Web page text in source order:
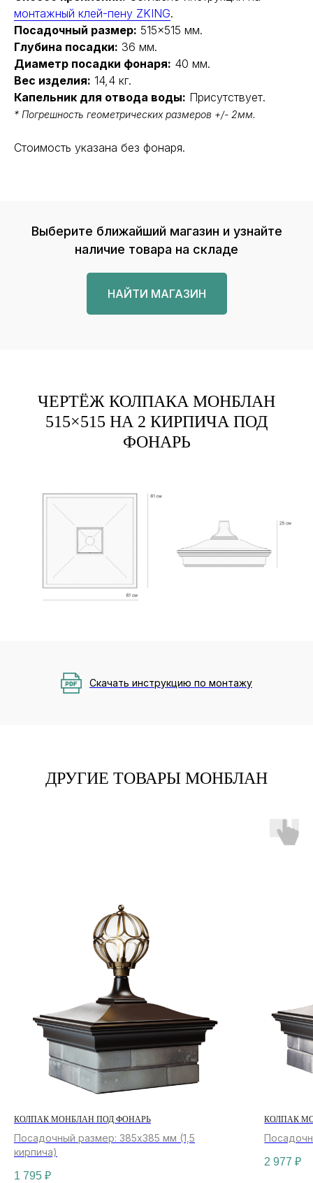
монтажный клей-пену ZKING.
Посадочный размер: 515×515 мм.
Глубина посадки: 36 мм.
Диаметр посадки фонаря: 40 мм.
Вес изделия: 14,4 кг.
Капельник для отвода воды: Присутствует.
* Погрешность геометрических размеров +/- 2мм.
Стоимость указана без фонаря.
Выберите ближайший магазин и узнайте
наличие товара на складе
НАЙТИ МАГАЗИН
ЧЕРТЁЖ КОЛПАКА МОНБЛАН
515×515 НА 2 КИРПИЧА ПОД
ФОНАРЬ
Скачать инструкцию по монтажу
ДРУГИЕ ТОВАРЫ МОНБЛАН
КОЛПАК МОНБЛАН ПОД ФОНАРЬ
Посадочный размер: 385x385 мм (1,5
кирпича)
1 795 ₽
КОЛПАК
2 977 ₽